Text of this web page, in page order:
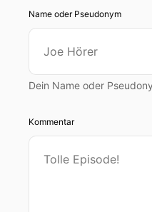
Name oder Pseudonym
Dein Name oder
Kommentar